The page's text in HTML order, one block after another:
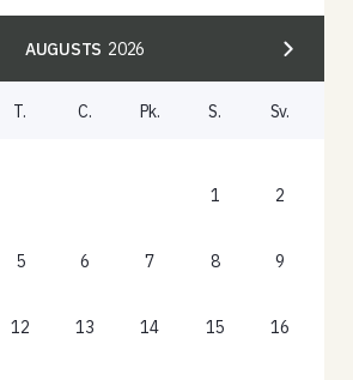
AUGUSTS 2026
T. C. Pk. S. Sv.
1 2
5 6 7 8 9
12 13 14 15 16